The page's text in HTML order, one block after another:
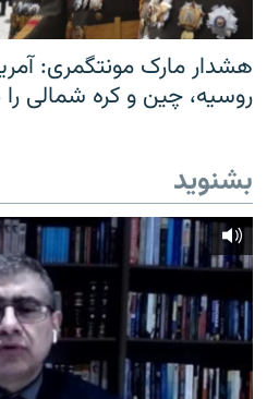
هشدار مارک مونتگمری:
روسیه، چین و کره شمالی
بشنوید